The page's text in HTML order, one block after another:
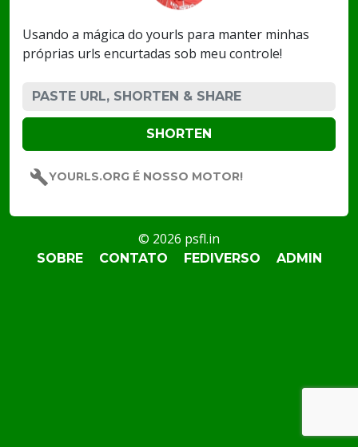
Usando a mágica do yourls para manter minhas
próprias urls encurtadas sob meu controle!
YOURLS.ORG É NOSSO MOTOR!
© 2026 psfl.in
SOBRE CONTATO FEDIVERSO ADMIN